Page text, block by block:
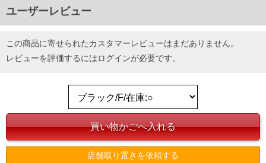
ユーザーレビュー
この商品に寄せられたカスタマーレビューはまだありません。
レビューを評価するにはログインが必要です。
店舗取り置きを依頼する